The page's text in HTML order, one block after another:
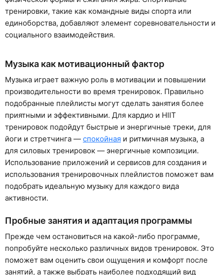
тренировки, такие как командные виды спорта или
единоборства, добавляют элемент соревновательности и
социального взаимодействия.
Музыка как мотивационный фактор
Музыка играет важную роль в мотивации и повышении
производительности во время тренировок. Правильно
подобранные плейлисты могут сделать занятия более
приятными и эффективными. Для кардио и HIIT
тренировок подойдут быстрые и энергичные треки, для
йоги и стретчинга — спокойная и ритмичная музыка, а
для силовых тренировок — энергичные композиции.
Использование приложений и сервисов для создания и
использования тренировочных плейлистов поможет вам
подобрать идеальную музыку для каждого вида
активности.
Пробные занятия и адаптация программы
Прежде чем остановиться на какой-либо программе,
попробуйте несколько различных видов тренировок. Это
поможет вам оценить свои ощущения и комфорт после
занятий, а также выбрать наиболее подходящий вид